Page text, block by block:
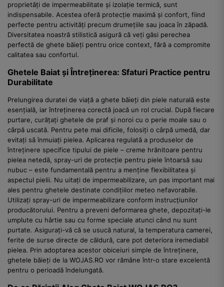
proprietăți de impermeabilitate și izolație termică, sunt
indispensabile. Acestea oferă protecție maximă și confort, fiind
perfecte pentru activități precum drumețiile sau joaca în zăpadă.
Diversitatea noastră stilistică asigură că veți găsi perechea
perfectă de ghete băieți pentru orice context, fără a compromite
calitatea sau confortul.
Ghetele Baiat și Întreținerea: Sfaturi Practice pentru
Durabilitate
Prelungirea duratei de viață a ghete băieți din piele naturală este
esențială, iar întreținerea corectă joacă un rol crucial. După fiecare
purtare, curățați ghetele de praf și noroi cu o perie moale sau o
cârpă uscată. Pentru pete mai dificile, folosiți o cârpă umedă, dar
evitați să înmuiați pielea. Aplicarea regulată a produselor de
întreținere specifice tipului de piele – creme hrănitoare pentru
pielea netedă, spray-uri de protecție pentru piele întoarsă sau
nubuc – este fundamentală pentru a menține flexibilitatea și
aspectul pielii. Nu uitați de impermeabilizare, un pas important mai
ales pentru ghetele destinate condițiilor meteo nefavorabile.
Utilizați spray-uri de impermeabilizare conform instrucțiunilor
producătorului. Pentru a preveni deformarea ghete, depozitați-le
umplute cu hârtie sau cu forme speciale atunci când nu sunt
purtate. Asigurați-vă că se usucă natural, la temperatura camerei,
ferite de surse directe de căldură, care pot deteriora iremediabil
pielea. Prin adoptarea acestor obiceiuri simple de întreținere,
ghetele băieți de la WOJAS.RO vor rămâne într-o stare excelentă
pentru o perioadă îndelungată.